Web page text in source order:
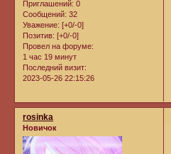
Приглашений: 0
Сообщений: 32
Уважение: [+0/-0]
Позитив: [+0/-0]
Провел на форуме:
1 час 19 минут
Последний визит:
2023-05-26 22:15:26
rosinka
Новичок